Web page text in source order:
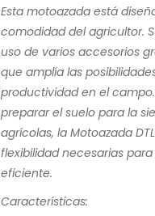
Esta motoazada está
comodidad del agricultor.
uso de varios accesorios
que amplía las
productividad en el
preparar el suelo para la
agrícolas, la Motoazada
flexibilidad necesarias
eficiente.
Características: